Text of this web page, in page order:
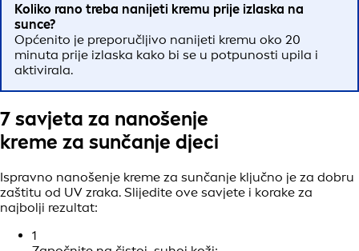
Koliko rano treba nanijeti kremu prije izlaska na
sunce?
Općenito je preporučljivo nanijeti kremu oko 20
minuta prije izlaska kako bi se u potpunosti upila i
aktivirala.
7 savjeta za nanošenje
kreme za sunčanje djeci
Ispravno nanošenje kreme za sunčanje ključno je za dobru
zaštitu od UV zraka. Slijedite ove savjete i korake za
najbolji rezultat:
1